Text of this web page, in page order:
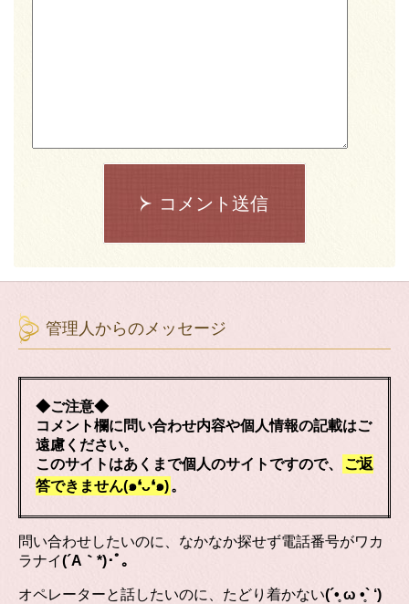
コメント送信
管理人からのメッセージ
◆ご注意◆
コメント欄に問い合わせ内容や個人情報の記載はご
遠慮ください。
このサイトはあくまで個人のサイトですので、
ご返
答できません(๑❛ᴗ❛๑)。
問い合わせしたいのに、なかなか探せず電話番号がワカ
ラナイ(´A｀*)･ﾟ｡
オペレーターと話したいのに、たどり着かない(´•̥ ω •̥` ‘)